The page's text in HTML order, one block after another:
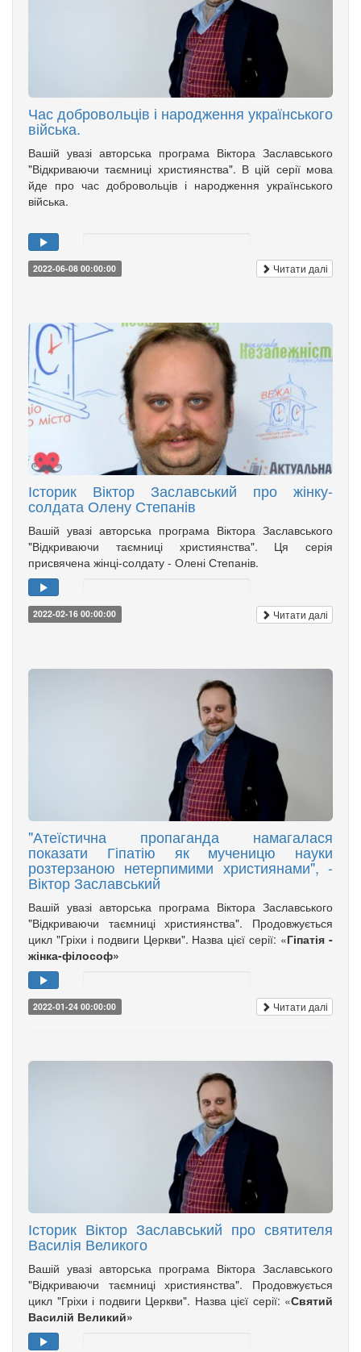
Час добровольців і народження українського
війська.
Вашій увазі авторська програма Віктора Заславського
"Відкриваючи таємниці християнства". В цій серії мова
йде про час добровольців і народження українського
війська.
2022-06-08 00:00:00 Читати далі
Історик Віктор Заславський про жінку-
солдата Олену Степанів
Вашій увазі авторська програма Віктора Заславського
"Відкриваючи таємниці християнства". Ця серія
присвячена жінці-солдату - Олені Степанів.
2022-02-16 00:00:00 Читати далі
"Атеїстична пропаганда намагалася
показати Гіпатію як мученицю науки
розтерзаною нетерпимими християнами", -
Віктор Заславський
Вашій увазі авторська програма Віктора Заславського
"Відкриваючи таємниці християнства". Продовжується
цикл "Гріхи і подвиги Церкви". Назва цієї серії: «Гіпатія -
жінка-філософ»
2022-01-24 00:00:00 Читати далі
Історик Віктор Заславський про святителя
Василія Великого
Вашій увазі авторська програма Віктора Заславського
"Відкриваючи таємниці християнства". Продовжується
цикл "Гріхи і подвиги Церкви". Назва цієї серії: «Святий
Василій Великий»